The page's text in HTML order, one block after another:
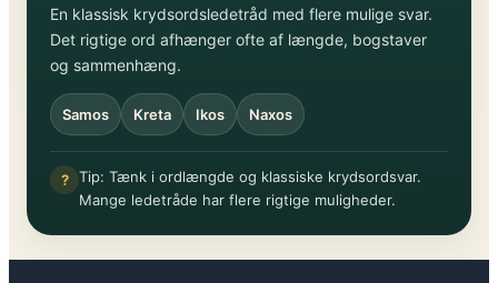
En klassisk krydsordsledetråd med flere mulige svar.
Det rigtige ord afhænger ofte af længde, bogstaver
og sammenhæng.
Samos Kreta Ikos Naxos
? Tip: Tænk i ordlængde og klassiske krydsordsvar.
Mange ledetråde har flere rigtige muligheder.